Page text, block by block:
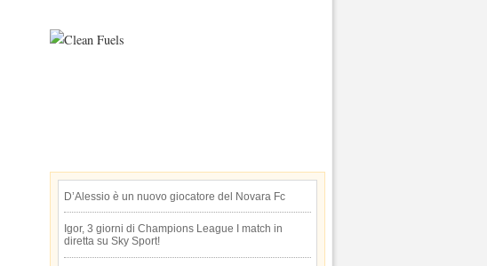
D’Alessio è un nuovo giocatore del Novara Fc
Igor, 3 giorni di Champions League I match in
diretta su Sky Sport!